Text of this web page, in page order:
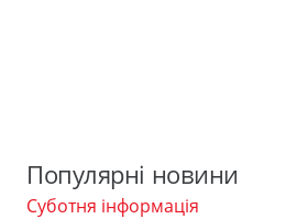
Популярні новини
Суботня інформація